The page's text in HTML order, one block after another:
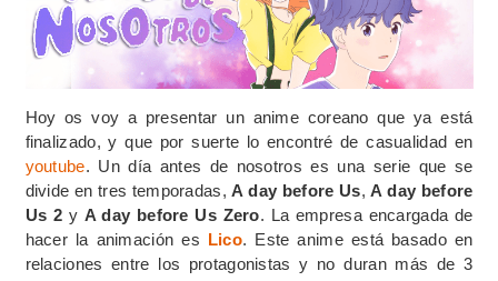
Hoy os voy a presentar un anime coreano que ya está
finalizado, y que por suerte lo encontré de casualidad en
youtube. Un día antes de nosotros es una serie que se
divide en tres temporadas,A day before Us,A day before
Us 2 y A day before Us Zero. La empresa encargada de
hacer la animación es Lico. Este anime está basado en
relaciones entre los protagonistas y no duran más de 3